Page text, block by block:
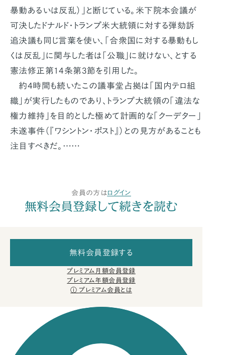
暴動あるいは反乱）」と断じている。米下院本会議が
可決したドナルド・トランプ米大統領に対する弾劾訴
追決議も同じ言葉を使い、「合衆国に対する暴動もし
くは反乱」に関与した者は「公職」に就けない、とする
憲法修正第14条第3節を引用した。
約4時間も続いたこの議事堂占拠は「国内テロ組
織」が実行したものであり、トランプ大統領の「違法な
権力維持」を目的とした極めて計画的な「クーデター」
未遂事件（『ワシントン・ポスト』）との見方があることも
注目すべきだ。……
会員の方はログイン
無料会員登録して続きを読む
無料会員登録する
プレミアム月額会員登録
プレミアム年額会員登録
プレミアム会員とは